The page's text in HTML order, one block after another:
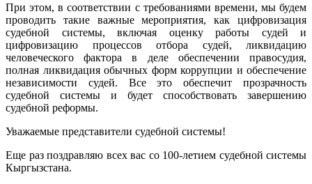
При этом, в соответствии с требованиями времени, мы будем
проводить такие важные мероприятия, как цифровизация
судебной системы, включая оценку работы судей и
цифровизацию процессов отбора судей, ликвидацию
человеческого фактора в деле обеспечении правосудия,
полная ликвидация обычных форм коррупции и обеспечение
независимости судей. Все это обеспечит прозрачность
судебной системы и будет способствовать завершению
судебной реформы.
Уважаемые представители судебной системы!
Еще раз поздравляю всех вас со 100-летием судебной системы
Кыргызстана.